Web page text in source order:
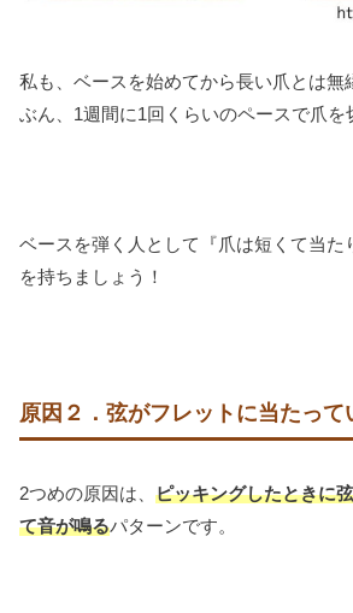
私も、ベースを始めてから長い爪とは無
ぶん、1週間に1回くらいのペースで爪を
ベースを弾く人として『爪は短くて当た
を持ちましょう！
原因２．弦がフレットに当たって
2つめの原因は、 ピッキングしたときに
て音が鳴るパターンです。